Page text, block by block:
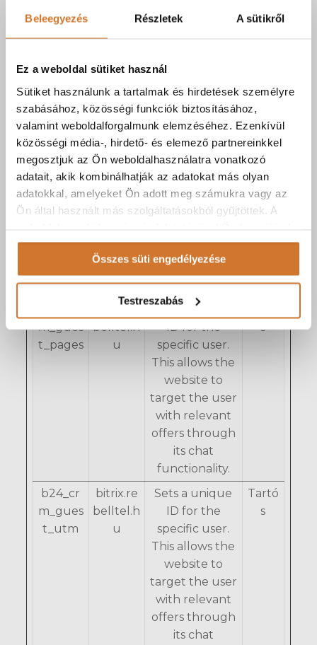
Beleegyezés Részletek A sütikről
Ez a weboldal sütiket használ
Sütiket használunk a tartalmak és hirdetések személyre
szabásához, közösségi funkciók biztosításához,
valamint weboldalforgalmunk elemzéséhez. Ezenkívül
közösségi média-, hirdető- és elemező partnereinkkel
megosztjuk az Ön weboldalhasználatra vonatkozó
adatait, akik kombinálhatják az adatokat más olyan
adatokkal, amelyeket Ön adott meg számukra vagy az
Ön által használt más szolgáltatásokból gyűjtöttek. A
sütik használatához.
Összes süti engedélyezése
Testreszabás
across websites
_gcl_ls
Google
Tracks the
conversion rate
between the
user and the
advertisement
banners on the
website - This
serves to
optimise the
advertisements
on the website.
s
m_gues
t_pages
bitrix.re
belltel.h
u
Sets a unique
ID for the
specific user.
This allows the
website to
target the user
with relevant
offers through
its chat
functionality.
s
b24_cr
m_gues
t_utm
bitrix.re
belltel.h
u
Sets a unique
ID for the
specific user.
This allows the
website to
target the user
with relevant
offers through
its chat
Tartó
s